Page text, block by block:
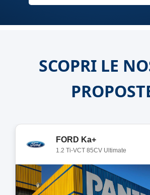
SCOPRI LE
FORD Ka+
1.2 Ti-VCT 85CV Ultimate